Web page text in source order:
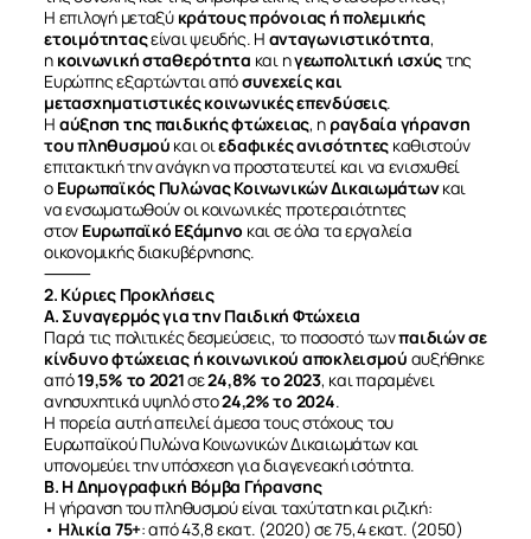
Η επιλογή μεταξύ κράτους πρόνοιας ή πολεμικής
ετοιμότηταςείναι ψευδής. Η ανταγωνιστικότητα,
η κοινωνική σταθερότητα και ηγεωπολιτική ισχύςτης
Ευρώπης εξαρτώνται απόσυνεχείς και
μετασχηματιστικές κοινωνικές επενδύσεις.
Η αύξηση της παιδικής φτώχειας, η ραγδαία γήρανση
του πληθυσμού και οιεδαφικές ανισότητες καθιστούν
επιτακτική την ανάγκη να προστατευτεί και να ενισχυθεί
ο Ευρωπαϊκός Πυλώνας Κοινωνικών Δικαιωμάτωνκαι
να ενσωματωθούν οι κοινωνικές προτεραιότητες
στον Ευρωπαϊκό Εξάμηνο και σε όλα τα εργαλεία
οικονομικής διακυβέρνησης.
⸻
2. Κύριες Προκλήσεις
Α. Συναγερμός για την Παιδική Φτώχεια
Παρά τις πολιτικές δεσμεύσεις, το ποσοστό τωνπαιδιών σε
κίνδυνο φτώχειας ή κοινωνικού αποκλεισμού αυξήθηκε
από19,5% το 2021σε24,8% το 2023, και παραμένει
ανησυχητικά υψηλό στο24,2% το 2024.
Η πορεία αυτή απειλεί άμεσα τους στόχους του
Ευρωπαϊκού Πυλώνα Κοινωνικών Δικαιωμάτων και
υπονομεύει την υπόσχεση για διαγενεακή ισότητα.
Β. Η Δημογραφική Βόμβα Γήρανσης
Η γήρανση του πληθυσμού είναι ταχύτατη και ριζική:
• Ηλικία 75+: από 43,8 εκατ. (2020) σε 75,4 εκατ. (2050)